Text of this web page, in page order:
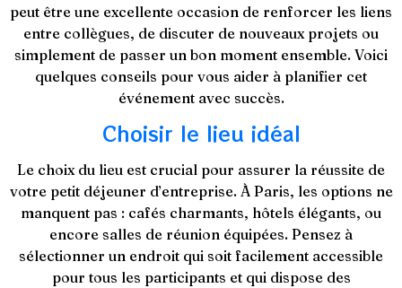
peut être une excellente occasion de renforcer les liens
entre collègues, de discuter de nouveaux projets ou
simplement de passer un bon moment ensemble. Voici
quelques conseils pour vous aider à planifier cet
événement avec succès.
Choisir le lieu idéal
Le choix du lieu est crucial pour assurer la réussite de
votre petit déjeuner d’entreprise. À Paris, les options ne
manquent pas : cafés charmants, hôtels élégants, ou
encore salles de réunion équipées. Pensez à
sélectionner un endroit qui soit facilement accessible
pour tous les participants et qui dispose des